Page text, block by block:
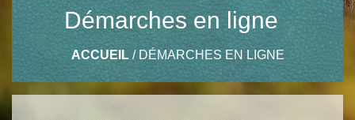
Démarches en ligne
ACCUEIL/ DÉMARCHES EN LIGNE